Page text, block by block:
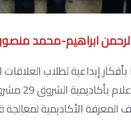
ابراهيم-محمد
بأفكار إبداعية لطلاب
الأكاديمية